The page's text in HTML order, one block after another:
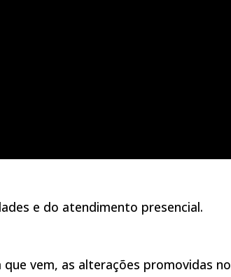
e do atendimento presencial.
vem, as alterações promovidas no